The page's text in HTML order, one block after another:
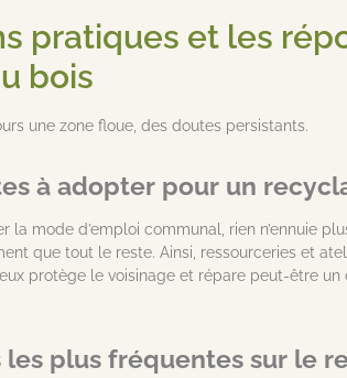
pratiques et les
bois
une zone floue, des doutes persistants.
à adopter pour un
la mode d’emploi communal, rien n’ennuie
que tout le reste. Ainsi, ressourceries et
protège le voisinage et répare peut-être
les plus fréquentes sur le